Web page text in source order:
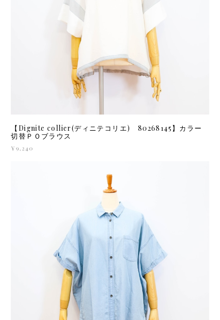
【Dignite collier(ディニテコリエ) 80268145】カラー
切替ＰＯブラウス
¥9,240